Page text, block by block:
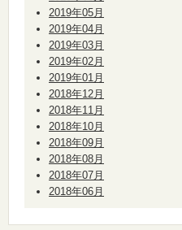
2019年05月
2019年04月
2019年03月
2019年02月
2019年01月
2018年12月
2018年11月
2018年10月
2018年09月
2018年08月
2018年07月
2018年06月